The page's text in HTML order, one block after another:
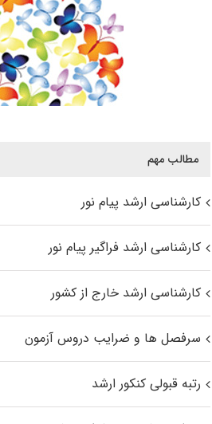
مطالب مهم
کارشناسی ارشد پیام نور
کارشناسی ارشد فراگیر پیام نور
کارشناسی ارشد خارج از کشور
سرفصل ها و ضرایب دروس آزمون
رتبه قبولی کنکور ارشد